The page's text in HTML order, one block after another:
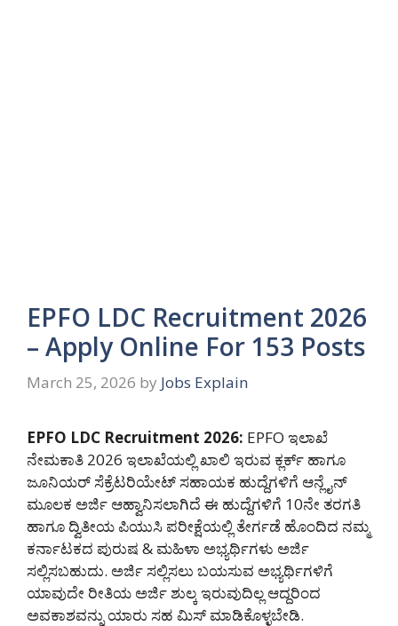
EPFO LDC Recruitment 2026
– Apply Online For 153 Posts
March 25, 2026 by Jobs Explain
EPFO LDC Recruitment 2026: EPFO ಇಲಾಖೆ
ನೇಮಕಾತಿ 2026 ಇಲಾಖೆಯಲ್ಲಿ ಖಾಲಿ ಇರುವ ಕ್ಲರ್ಕ್ ಹಾಗೂ
ಜೂನಿಯರ್ ಸೆಕ್ರೆಟರಿಯೇಟ್ ಸಹಾಯಕ ಹುದ್ದೆಗಳಿಗೆ ಆನ್ಲೈನ್
ಮೂಲಕ ಅರ್ಜಿ ಆಹ್ವಾನಿಸಲಾಗಿದೆ ಈ ಹುದ್ದೆಗಳಿಗೆ 10ನೇ ತರಗತಿ
ಹಾಗೂ ದ್ವಿತೀಯ ಪಿಯುಸಿ ಪರೀಕ್ಷೆಯಲ್ಲಿ ತೇರ್ಗಡೆ ಹೊಂದಿದ ನಮ್ಮ
ಕರ್ನಾಟಕದ ಪುರುಷ & ಮಹಿಳಾ ಅಭ್ಯರ್ಥಿಗಳು ಅರ್ಜಿ
ಸಲ್ಲಿಸಬಹುದು. ಅರ್ಜಿ ಸಲ್ಲಿಸಲು ಬಯಸುವ ಅಭ್ಯರ್ಥಿಗಳಿಗೆ
ಯಾವುದೇ ರೀತಿಯ ಅರ್ಜಿ ಶುಲ್ಕ ಇರುವುದಿಲ್ಲ ಆದ್ದರಿಂದ
ಅವಕಾಶವನ್ನು ಯಾರು ಸಹ ಮಿಸ್ ಮಾಡಿಕೊಳ್ಳಬೇಡಿ.